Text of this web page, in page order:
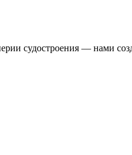
судостроения — нами